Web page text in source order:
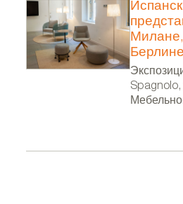
Милане,
Берлине
Spagnolo,